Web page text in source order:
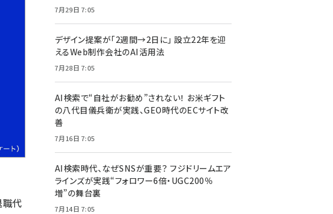
職代
7月29日 7:05
デザイン提案が「2週間→2日に」 設立22年を迎
えるWeb制作会社のAI活用法
7月28日 7:05
AI検索で“自社がお勧め”されない！ お米ギフト
の八代目儀兵衛が実践、GEO時代のECサイト改
善
7月16日 7:05
AI検索時代、なぜSNSが重要？ フジドリームエア
ラインズが実践“フォロワー6倍・UGC200％
増”の舞台裏
7月14日 7:05